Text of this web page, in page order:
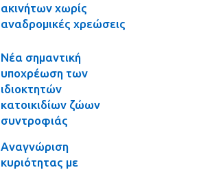
ακινήτων χωρίς
αναδρομικές χρεώσεις
Νέα σημαντική
υποχρέωση των
ιδιοκτητών
κατοικιδίων ζώων
συντροφιάς
Αναγνώριση
κυριότητας με